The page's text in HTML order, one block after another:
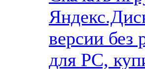
версии без
для PC,